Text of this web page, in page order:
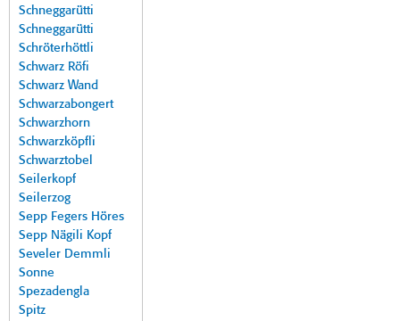
Schneggarütti
Schneggarütti
Schröterhöttli
Schwarz Röfi
Schwarz Wand
Schwarzabongert
Schwarzhorn
Schwarzköpfli
Schwarztobel
Seilerkopf
Seilerzog
Sepp Fegers Höres
Sepp Nägili Kopf
Seveler Demmli
Sonne
Spezadengla
Spitz